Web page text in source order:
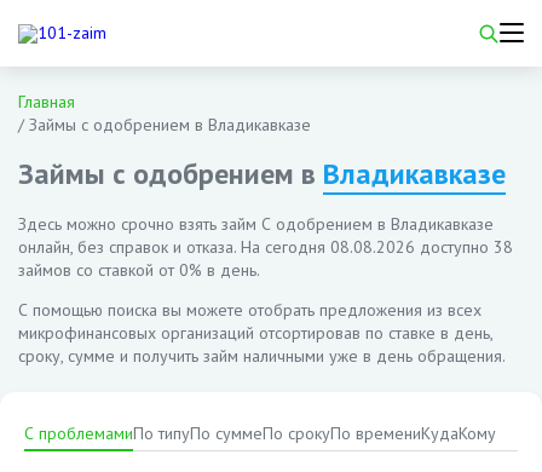
Главная
/Займы с одобрением в Владикавказе
Займы с одобрением в Владикавказе
Здесь можно срочно взять займ С одобрением в Владикавказе
онлайн, без справок и отказа. На сегодня 08.08.2026 доступно 38
займов со ставкой от 0% в день.
С помощью поиска вы можете отобрать предложения из всех
микрофинансовых организаций отсортировав по ставке в день,
сроку, сумме и получить займ наличными уже в день обращения.
С проблемамиПо типуПо суммеПо срокуПо времениКудаКому